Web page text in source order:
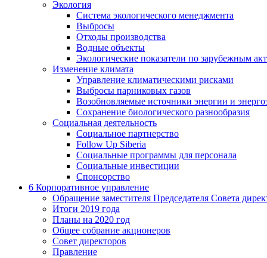
Экология
Система экологического менеджмента
Выбросы
Отходы производства
Водные объекты
Экологические показатели по зарубежным
Изменение климата
Управление климатическими рисками
Выбросы парниковых газов
Возобновляемые источники энергии и
Сохранение биологического разнообразия
Социальная деятельность
Социальное партнерство
Follow Up Siberia
Социальные программы для персонала
Социальные инвестиции
Спонсорство
6 Корпоративное управление
Обращение заместителя Председателя Совета
Итоги 2019 года
Планы на 2020 год
Общее собрание акционеров
Совет директоров
Правление